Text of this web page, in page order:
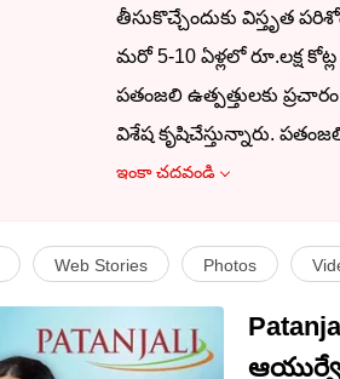
తీసుకొచ్చేందుకు విస్తృత
మరో 5-10 ఏళ్లలో రూ.లక్ష
పతంజలి ఉత్పత్తులకు
విశేష కృషిచేస్తున్నారు.
ఇంకా చదవండి
Web Stories Photos